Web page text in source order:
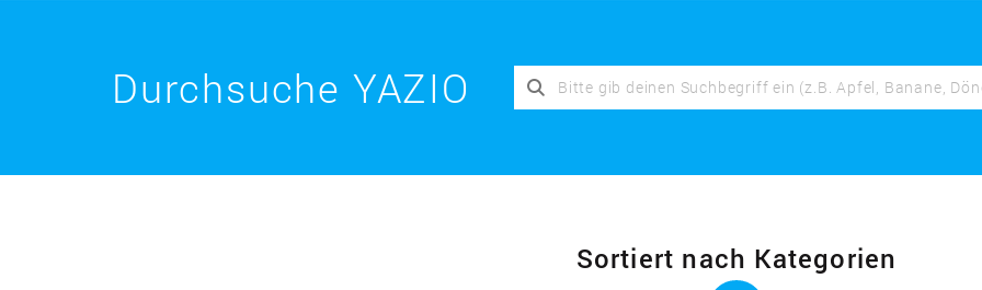
Durchsuche YAZIO
Sortiert nach Kategorien